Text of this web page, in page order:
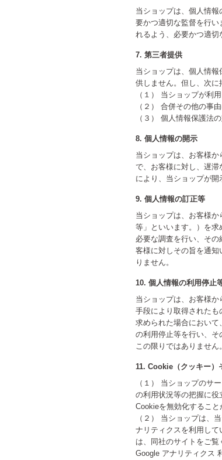
当ショップは、個人情
要かつ適切な監督を行
れるよう、必要かつ適切
7. 第三者提供
当ショップは、個人情
供しません。但し、次に
（１） 当ショップが利
（２） 合併その他の事
（３） 個人情報保護法
8. 個人情報の開示
当ショップは、お客様
で、お客様に対し、遅
により、当ショップが開
9. 個人情報の訂正等
当ショップは、お客様
等」といいます。）を求
必要な調査を行い、そ
客様に対しその旨を通
りません。
10. 個人情報の利用停止
当ショップは、お客様
手段により取得された
求められた場合におい
の利用停止等を行い、そ
この限りではありません。
11. Cookie（クッキー）
（１） 当ショップのサ
の利用状況等の把握に役
Cookieを無効化するこ
（２） 当ショップは、
ナリティクスを利用し
は、同社のサイトをご覧
Google アナリティクス